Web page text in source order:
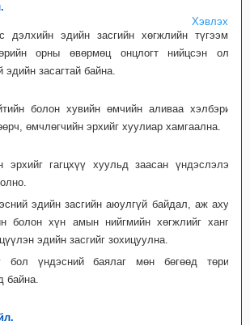
Хэвлэх
дэлхийн эдийн засгийн хөгжлийн түгээмэл
орны өвөрмөц онцлогт нийцсэн олон
засагтай байна.
болон хувийн өмчийн аливаа хэлбэрийг
өмчлөгчийн эрхийг хуулиар хамгаална.
эрхийг гагцхүү хуульд заасан үндэслэлээр
эдийн засгийн аюулгүй байдал, аж ахуйн
болон хүн амын нийгмийн хөгжлийг хангах
эдийн засгийг зохицуулна.
бол үндэсний баялаг мөн бөгөөд төрийн
байна.